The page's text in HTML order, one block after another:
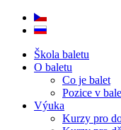
Škola baletu
O baletu
Co je balet
Pozice v
Výuka
Kurzy pro